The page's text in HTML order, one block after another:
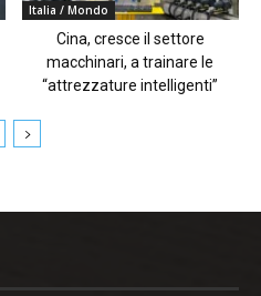
Italia / Mondo
Cina, cresce il settore
macchinari, a trainare le
“attrezzature intelligenti”